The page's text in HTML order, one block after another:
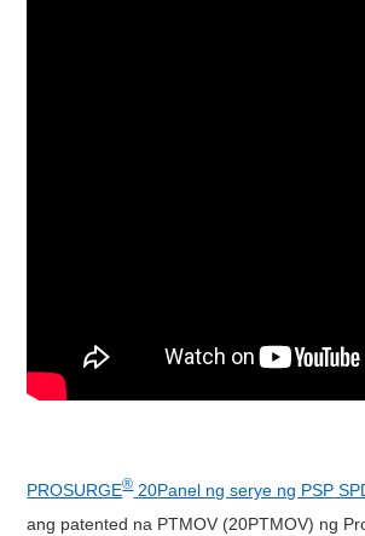
PROSURGE® 20Panel ng serye ng PSP
ang patented na PTMOV (20PTMOV) ng